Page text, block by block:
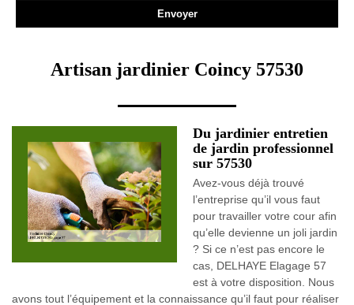
Artisan jardinier Coincy 57530
Du jardinier entretien
de jardin professionnel
sur 57530
Avez-vous déjà trouvé
l’entreprise qu’il vous faut
pour travailler votre cour afin
qu’elle devienne un joli jardin
? Si ce n’est pas encore le
cas, DELHAYE Elagage 57
est à votre disposition. Nous
avons tout l’équipement et la connaissance qu’il faut pour réaliser